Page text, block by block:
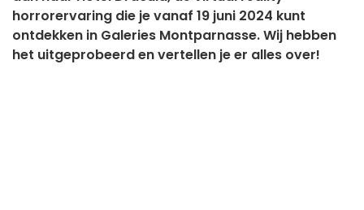
horrorervaring die je vanaf 19 juni 2024 kunt
ontdekken in Galeries Montparnasse. Wij hebben
het uitgeprobeerd en vertellen je er alles over!